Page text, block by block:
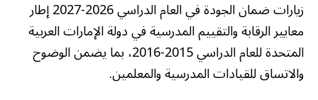
زيارات ضمان الجودة في العام الدراسي 2026-2027 إطار
معايير الرقابة والتقييم المدرسية في دولة الإمارات العربية
المتحدة للعام الدراسي 2015-2016، بما يضمن الوضوح
والاتساق للقيادات المدرسية والمعلمين.